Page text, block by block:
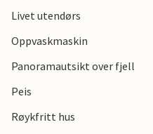
Livet utendørs
Oppvaskmaskin
Panoramautsikt over fjell
Peis
Røykfritt hus